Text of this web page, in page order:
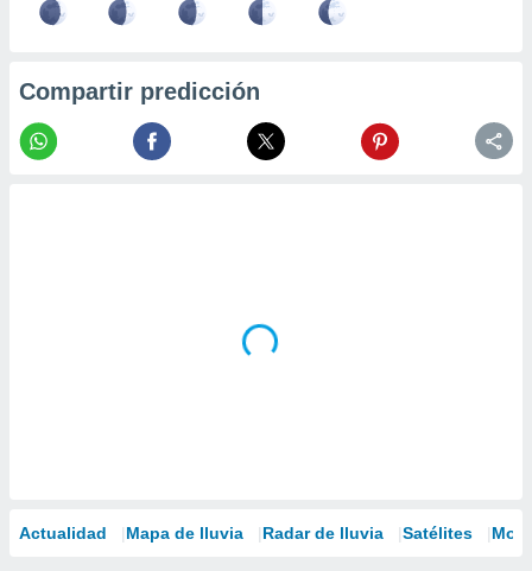
Compartir predicción
Actualidad Mapa de lluvia Radar de lluvia Satélites